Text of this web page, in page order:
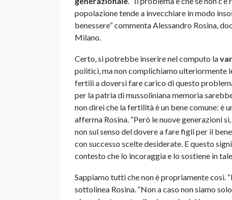
popolazione tende a invecchiare in modo
benessere” commenta Alessandro Rosina,
Milano.
Certo, si potrebbe inserire nel computo la
politici, ma non complichiamo ulteriormente
fertili a doversi fare carico di questo
per la patria di mussoliniana memoria
non direi che la fertilità è un bene comune: è
afferma Rosina. “Però le nuove generazioni
non sul senso del dovere a fare figli per il
con successo scelte desiderate. E questo
contesto che lo incoraggia e lo sostiene in tale
Sappiamo tutti che non è propriamente così.
sottolinea Rosina. “Non a caso non siamo